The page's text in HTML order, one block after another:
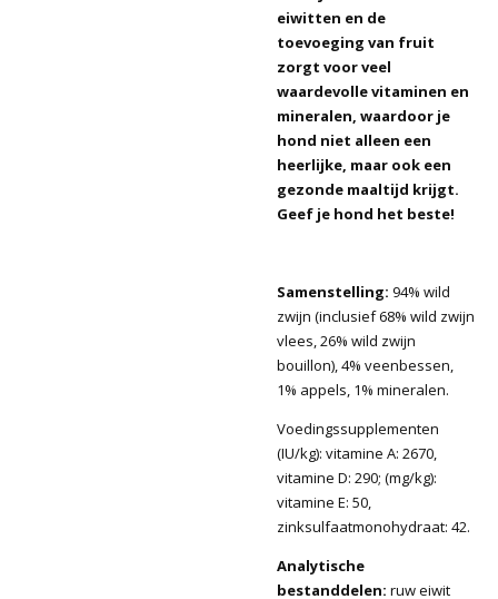
eiwitten en de
toevoeging van fruit
zorgt voor veel
waardevolle vitaminen en
mineralen, waardoor je
hond niet alleen een
heerlijke, maar ook een
gezonde maaltijd krijgt.
Geef je hond het beste!
Samenstelling: 94% wild
zwijn (inclusief 68% wild zwijn
vlees, 26% wild zwijn
bouillon), 4% veenbessen,
1% appels, 1% mineralen.
Voedingssupplementen
(IU/kg): vitamine A: 2670,
vitamine D: 290; (mg/kg):
vitamine E: 50,
zinksulfaatmonohydraat: 42.
Analytische
bestanddelen: ruw eiwit